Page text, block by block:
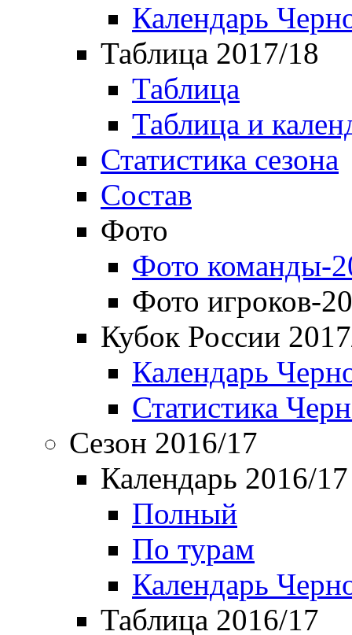
Календарь
Таблица 2017/18
Таблица
Таблица и
Статистика сезона
Состав
Фото
Фото команды-
Фото игроков-
Кубок России
Календарь
Статистика
Сезон 2016/17
Календарь 2016/17
Полный
По турам
Календарь
Таблица 2016/17